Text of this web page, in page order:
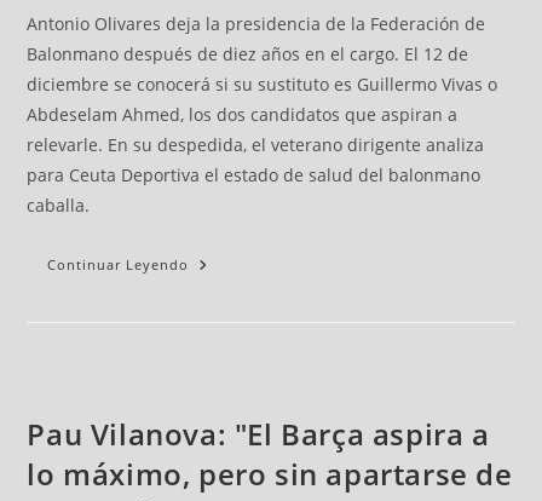
Antonio Olivares deja la presidencia de la Federación de
Balonmano después de diez años en el cargo. El 12 de
diciembre se conocerá si su sustituto es Guillermo Vivas o
Abdeselam Ahmed, los dos candidatos que aspiran a
relevarle. En su despedida, el veterano dirigente analiza
para Ceuta Deportiva el estado de salud del balonmano
caballa.
Continuar Leyendo
Pau Vilanova: "El Barça aspira a
lo máximo, pero sin apartarse de